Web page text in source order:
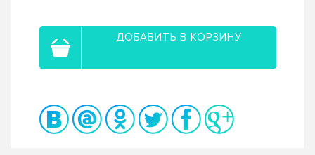
ДОБАВИТЬ В КОРЗИНУ